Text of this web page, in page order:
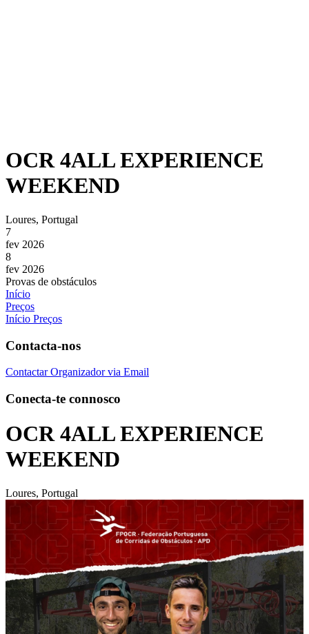
OCR 4ALL EXPERIENCE
WEEKEND
Loures, Portugal
7
fev 2026
8
fev 2026
Provas de obstáculos
Início
Preços
Início Preços
Contacta-nos
Contactar Organizador via Email
Conecta-te connosco
OCR 4ALL EXPERIENCE
WEEKEND
Loures, Portugal